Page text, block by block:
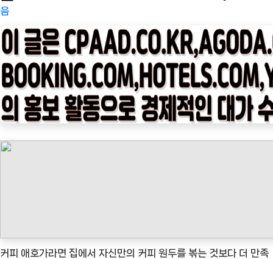
타
임
나
우
ㅣ
인
바
음
커피 애호가라면 집에서 자신만의 커피 원두를 볶는 것보다 더 만족